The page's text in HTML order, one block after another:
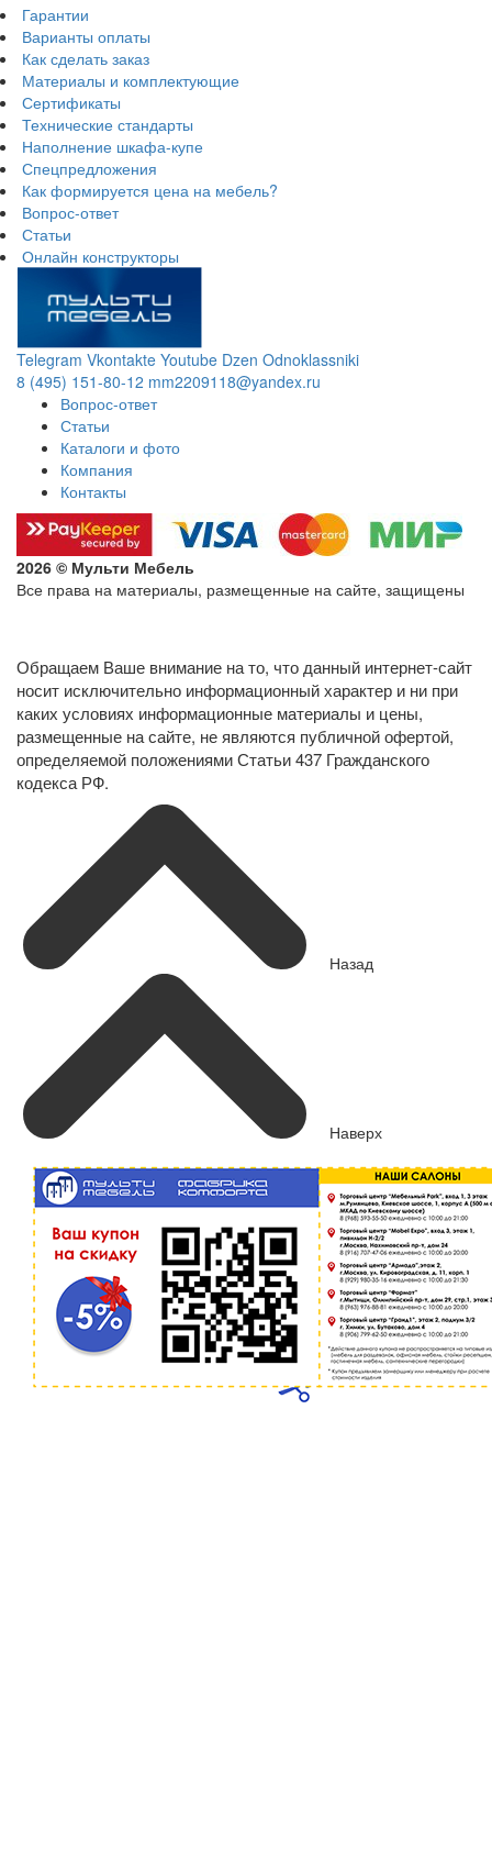
Гарантии
Варианты оплаты
Как сделать заказ
Материалы и комплектующие
Сертификаты
Технические стандарты
Наполнение шкафа-купе
Спецпредложения
Как формируется цена на мебель?
Вопрос-ответ
Статьи
Онлайн конструкторы
Telegram Vkontakte Youtube Dzen Odnoklassniki
8 (495) 151-80-12 mm2209118@yandex.ru
Вопрос-ответ
Статьи
Каталоги и фото
Компания
Контакты
2026 © Мульти Мебель
Все права на материалы, размещенные на сайте, защищены
Обращаем Ваше внимание на то, что данный интернет-сайт
носит исключительно информационный характер и ни при
каких условиях информационные материалы и цены,
размещенные на сайте, не являются публичной офертой,
определяемой положениями Статьи 437 Гражданского
кодекса РФ.
Назад
Наверх